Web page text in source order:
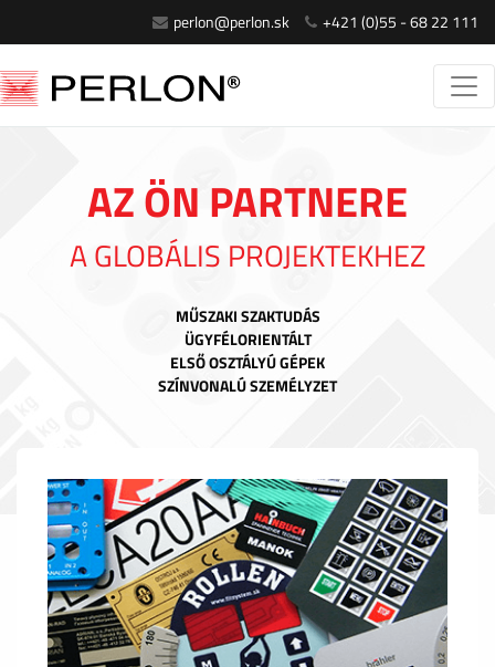
perlon@perlon.sk +421 (0)55 - 68 22 111
AZ ÖN PARTNERE
A GLOBÁLIS PROJEKTEKHEZ
MŰSZAKI SZAKTUDÁS
ÜGYFÉLORIENTÁLT
ELSŐ OSZTÁLYÚ GÉPEK
SZÍNVONALÚ SZEMÉLYZET